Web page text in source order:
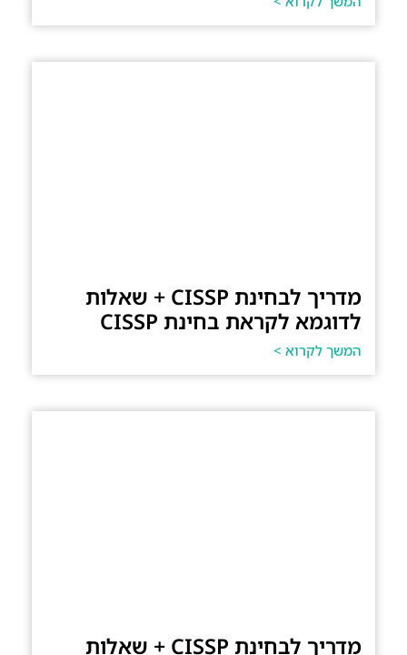
מדריך לבחינת CISSP + שאלות
לדוגמא לקראת בחינת CISSP
המשך לקרוא >
מדריך לבחינת CISSP + שאלות